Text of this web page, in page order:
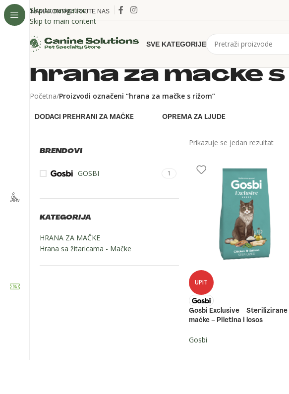
Skip to navigation
Skip to main content
O NAMAKONTAKTIRAJTE NAS
SVE KATEGORIJE
hrana za mačke
Početna/Proizvodi označeni “hrana za mačke s rižom”
DODACI PREHRANI ZA MAČKE OPREMA ZA LJUDE
BRENDOVI
GOSBI 1
KATEGORIJA
HRANA ZA MAČKE
Hrana sa žitaricama - Mačke
Prikazuje se jedan rezultat
UPIT
Gosbi Exclusive – Sterilizirane
mačke – Piletina i losos
Gosbi